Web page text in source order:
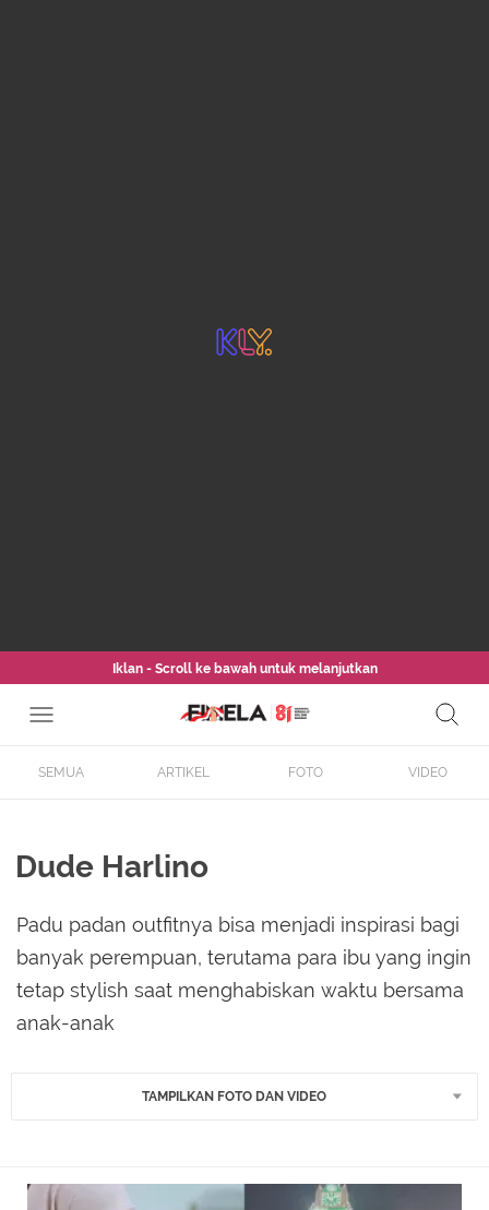
Iklan - Scroll ke bawah untuk melanjutkan
SEMUA ARTIKEL FOTO VIDEO
Dude Harlino
Padu padan outfitnya bisa menjadi inspirasi bagi
banyak perempuan, terutama para ibu yang ingin
tetap stylish saat menghabiskan waktu bersama
anak-anak
TAMPILKAN FOTO DAN VIDEO